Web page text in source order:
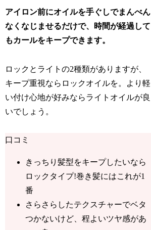
アイロン前にオイルを手ぐしでまんべん
なくなじませるだけで、時間が経過して
もカールをキープできます。
ロックとライトの2種類がありますが、
キープ重視ならロックオイルを。より軽
い付け心地が好みならライトオイルが良
いでしょう。
口コミ
きっちり髪型をキープしたいなら
ロックタイプ!巻き髪にはこれが1
番
さらさらしたテクスチャーでベタ
つかないけど、程よいツヤ感があ